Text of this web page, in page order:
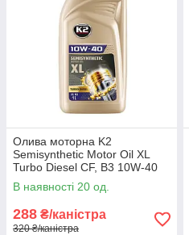
Олива моторна K2
Semisynthetic Motor Oil XL
Turbo Diesel CF, B3 10W-40
1л (O2051E)
В наявності 20 од.
288 ₴/каністра
320 ₴/каністра